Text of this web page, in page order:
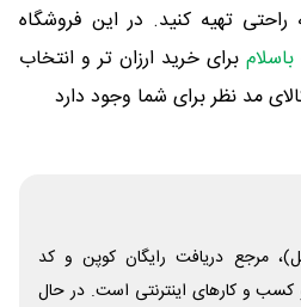
راحتی تهیه کنید. در این فروشگاه
برای خرید ارزان تر و انتخاب
مد نظر برای شما وجود دارد
مرجع دریافت رایگان کوپن و کد
کسب و‌ کارهای اینترنتی است. در حال